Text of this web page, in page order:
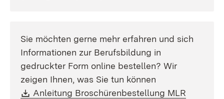
Sie möchten gerne mehr erfahren und sich
Informationen zur Berufsbildung in
gedruckter Form online bestellen? Wir
zeigen Ihnen, was Sie tun können
Download:
Anleitung Broschürenbestellung MLR